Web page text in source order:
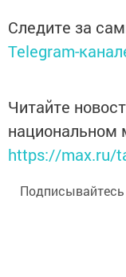
Следите за
Telegram-
Читайте
национальном
https://max.ru/
Подписывайтесь